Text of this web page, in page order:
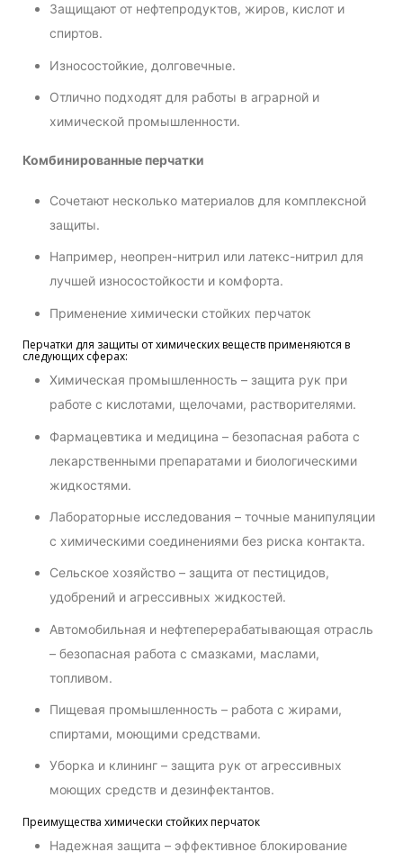
Защищают от нефтепродуктов, жиров, кислот и
спиртов.
Износостойкие, долговечные.
Отлично подходят для работы в аграрной и
химической промышленности.
Комбинированные перчатки
Сочетают несколько материалов для комплексной
защиты.
Например, неопрен-нитрил или латекс-нитрил для
лучшей износостойкости и комфорта.
Применение химически стойких перчаток
Перчатки для защиты от химических веществ применяются в
следующих сферах:
Химическая промышленность – защита рук при
работе с кислотами, щелочами, растворителями.
Фармацевтика и медицина – безопасная работа с
лекарственными препаратами и биологическими
жидкостями.
Лабораторные исследования – точные манипуляции
с химическими соединениями без риска контакта.
Сельское хозяйство – защита от пестицидов,
удобрений и агрессивных жидкостей.
Автомобильная и нефтеперерабатывающая отрасль
– безопасная работа с смазками, маслами,
топливом.
Пищевая промышленность – работа с жирами,
спиртами, моющими средствами.
Уборка и клининг – защита рук от агрессивных
моющих средств и дезинфектантов.
Преимущества химически стойких перчаток
Надежная защита – эффективное блокирование